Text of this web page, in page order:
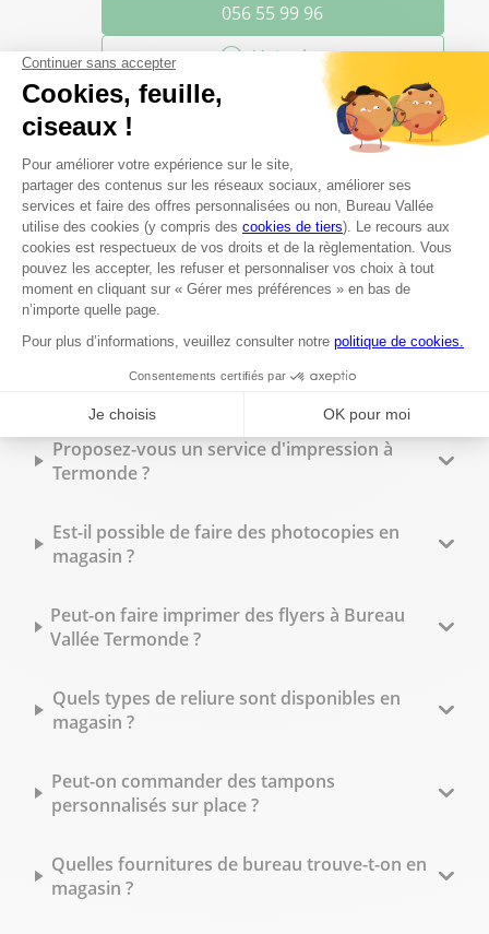
056 55 99 96
Voir plus
72.58 km
Bureau Vallée Charleroi
RUE ALEXANDRE ANSALDI 1
6000 Charleroi
Fermé actuellement
+32 71 488 743
Les questions les plus fréquentes
Proposez-vous un service d'impression à
Termonde ?
Est-il possible de faire des photocopies en
magasin ?
Peut-on faire imprimer des flyers à Bureau
Vallée Termonde ?
Quels types de reliure sont disponibles en
magasin ?
Peut-on commander des tampons
personnalisés sur place ?
Quelles fournitures de bureau trouve-t-on en
magasin ?